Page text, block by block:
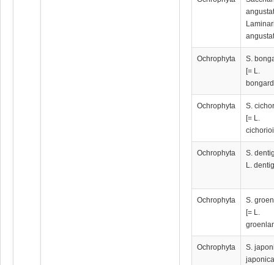
Ochrophyta
S.
[= L.
Ochrophyta
S.
[= L.
Ochrophyta
S.
L.
Ochrophyta
S.
[= L.
Ochrophyta
S.